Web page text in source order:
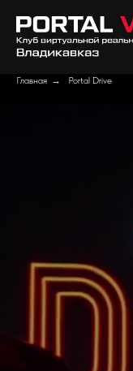
Главная → Portal Drive